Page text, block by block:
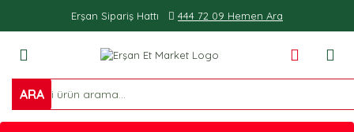
Erşan Sipariş Hattı 444 72 09 Hemen Ara
ARA